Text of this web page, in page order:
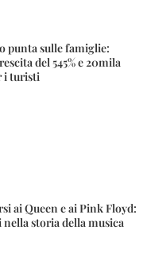
punta sulle famiglie:
del 545% e 20mila
i turisti
ai Queen e ai Pink Floyd:
storia della musica